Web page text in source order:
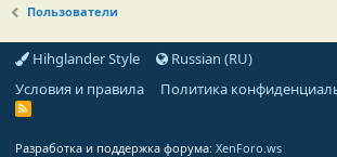
Пользователи
Hihglander Style
Russian (RU)
Условия и правила
Политика
R
Разработка и поддержка форума: XenForo.ws